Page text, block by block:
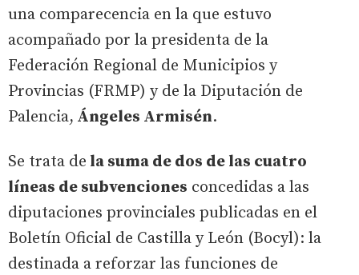
una comparecencia en la que estuvo
acompañado por la presidenta de la
Federación Regional de Municipios y
Provincias (FRMP) y de la Diputación de
Palencia, Ángeles Armisén.
Se trata de la suma de dos de las cuatro
líneas de subvenciones concedidas a las
diputaciones provinciales publicadas en el
Boletín Oficial de Castilla y León (Bocyl): la
destinada a reforzar las funciones de